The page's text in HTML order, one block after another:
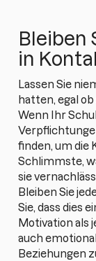
Bleiben
in
Lassen Sie
hatten, egal
Wenn Ihr
finden, um die
Schlimmste,
sie
Bleiben Sie
Sie, dass dies
Motivation als
auch
Beziehungen